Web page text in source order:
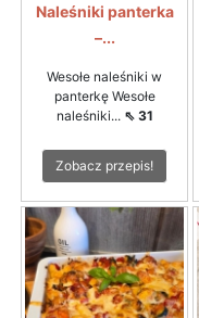
Naleśniki panterka
–...
Wesołe naleśniki w
panterkę Wesołe
naleśniki... ⇖ 31
Zobacz przepis!